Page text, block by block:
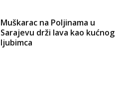
Muškarac na Poljinama u
Sarajevu drži lava kao kućnog
ljubimca